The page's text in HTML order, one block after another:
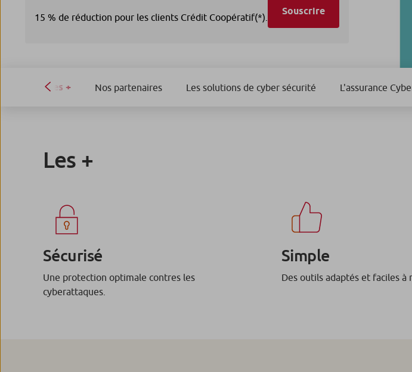
15 % de réduction pour les clients Crédit Coopératif(*).
Souscrire
Les + Nos partenaires Les solutions de cyber sécurité L'assurance
Les +
Sécurisé
Une protection optimale contres les
cyberattaques.
Simple
Des outils adaptés et faciles à